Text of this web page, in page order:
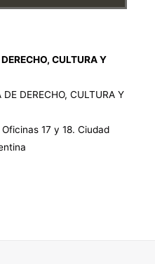
CULTURA Y
DERECHO, CULTURA Y
17 y 18. Ciudad